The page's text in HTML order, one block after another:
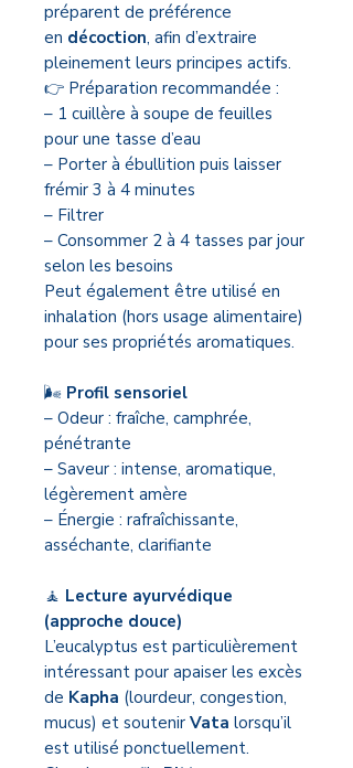
préparent de préférence
en décoction, afin d’extraire
pleinement leurs principes actifs.
👉 Préparation recommandée :
– 1 cuillère à soupe de feuilles
pour une tasse d’eau
– Porter à ébullition puis laisser
frémir 3 à 4 minutes
– Filtrer
– Consommer 2 à 4 tasses par jour
selon les besoins
Peut également être utilisé en
inhalation (hors usage alimentaire)
pour ses propriétés aromatiques.
🌬️ Profil sensoriel
– Odeur : fraîche, camphrée,
pénétrante
– Saveur : intense, aromatique,
légèrement amère
– Énergie : rafraîchissante,
asséchante, clarifiante
🧘 Lecture ayurvédique
(approche douce)
L’eucalyptus est particulièrement
intéressant pour apaiser les excès
de Kapha (lourdeur, congestion,
mucus) et soutenir Vata lorsqu’il
est utilisé ponctuellement.